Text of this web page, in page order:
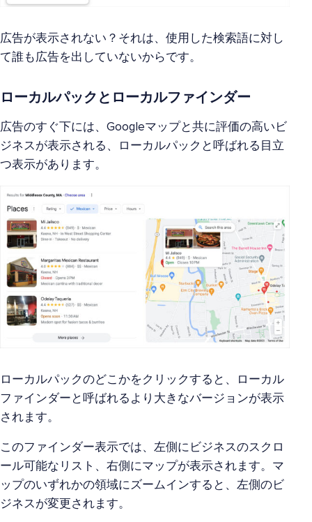
広告が表示されない？それは、使用した検索語に対し
て誰も広告を出していないからです。
ローカルパックとローカルファインダー
広告のすぐ下には、Googleマップと共に評価の高いビ
ジネスが表示される、ローカルパックと呼ばれる目立
つ表示があります。
ローカルパックのどこかをクリックすると、ローカル
ファインダーと呼ばれるより大きなバージョンが表示
されます。
このファインダー表示では、左側にビジネスのスクロ
ール可能なリスト、右側にマップが表示されます。マ
ップのいずれかの領域にズームインすると、左側のビ
ジネスが変更されます。